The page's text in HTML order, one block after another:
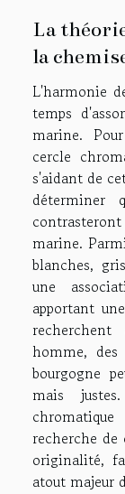
La
la
L'harmonie
temps
marine.
cercle
s'aidant de
déterminer
marine.
blanches,
une
apportant
homme,
bourgogne
mais
recherche
originalité,
atout majeur